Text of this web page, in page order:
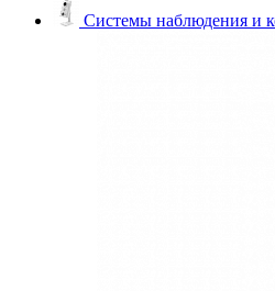
Системы наблюдения и